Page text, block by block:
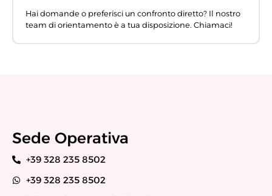
Hai domande o preferisci un confronto diretto? Il nostro
team di orientamento è a tua disposizione. Chiamaci!
Sede Operativa
+39 328 235 8502
+39 328 235 8502